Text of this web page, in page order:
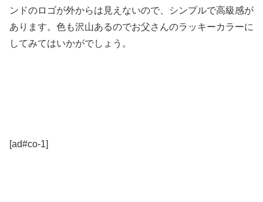
ンドのロゴが外からは見えないので、シンプルで高級感が
あります。色も沢山あるのでお父さんのラッキーカラーに
してみてはいかがでしょう。
[ad#co-1]